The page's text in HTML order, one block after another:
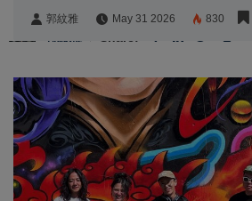
郭紋雅 May 31 2026 830